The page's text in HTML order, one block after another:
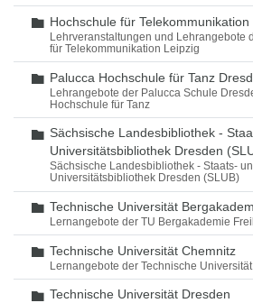
Ordner
Hochschule für Telekommunikation
Lehrveranstaltungen und Lehrangebote
für Telekommunikation Leipzig
Ordner
Palucca Hochschule für Tanz
Lehrangebote der Palucca Schule
Hochschule für Tanz
Ordner
Sächsische Landesbibliothek -
Universitätsbibliothek Dresden
Sächsische Landesbibliothek - Staats-
Universitätsbibliothek Dresden (SLUB)
Ordner
Technische Universität
Lernangebote der TU Bergakademie
Ordner
Technische Universität Chemnitz
Lernangebote der Technische
Ordner
Technische Universität Dresden